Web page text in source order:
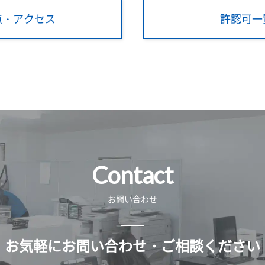
アクセス 許認可
お問い合わせ
Contact
お気軽にお問い合わせ・ご相談ください